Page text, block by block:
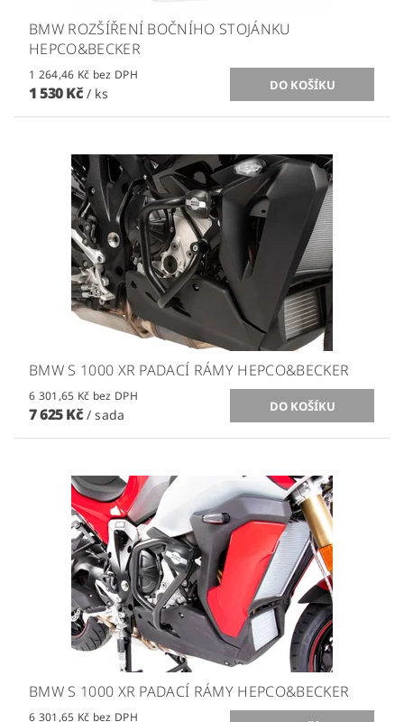
BMW ROZŠÍŘENÍ BOČNÍHO STOJÁNKU
HEPCO&BECKER
1 264,46 Kč bez DPH
1 530 Kč / ks
BMW S 1000 XR PADACÍ RÁMY HEPCO&BECKER
6 301,65 Kč bez DPH
7 625 Kč / sada
BMW S 1000 XR PADACÍ RÁMY HEPCO&BECKER
6 301,65 Kč bez DPH